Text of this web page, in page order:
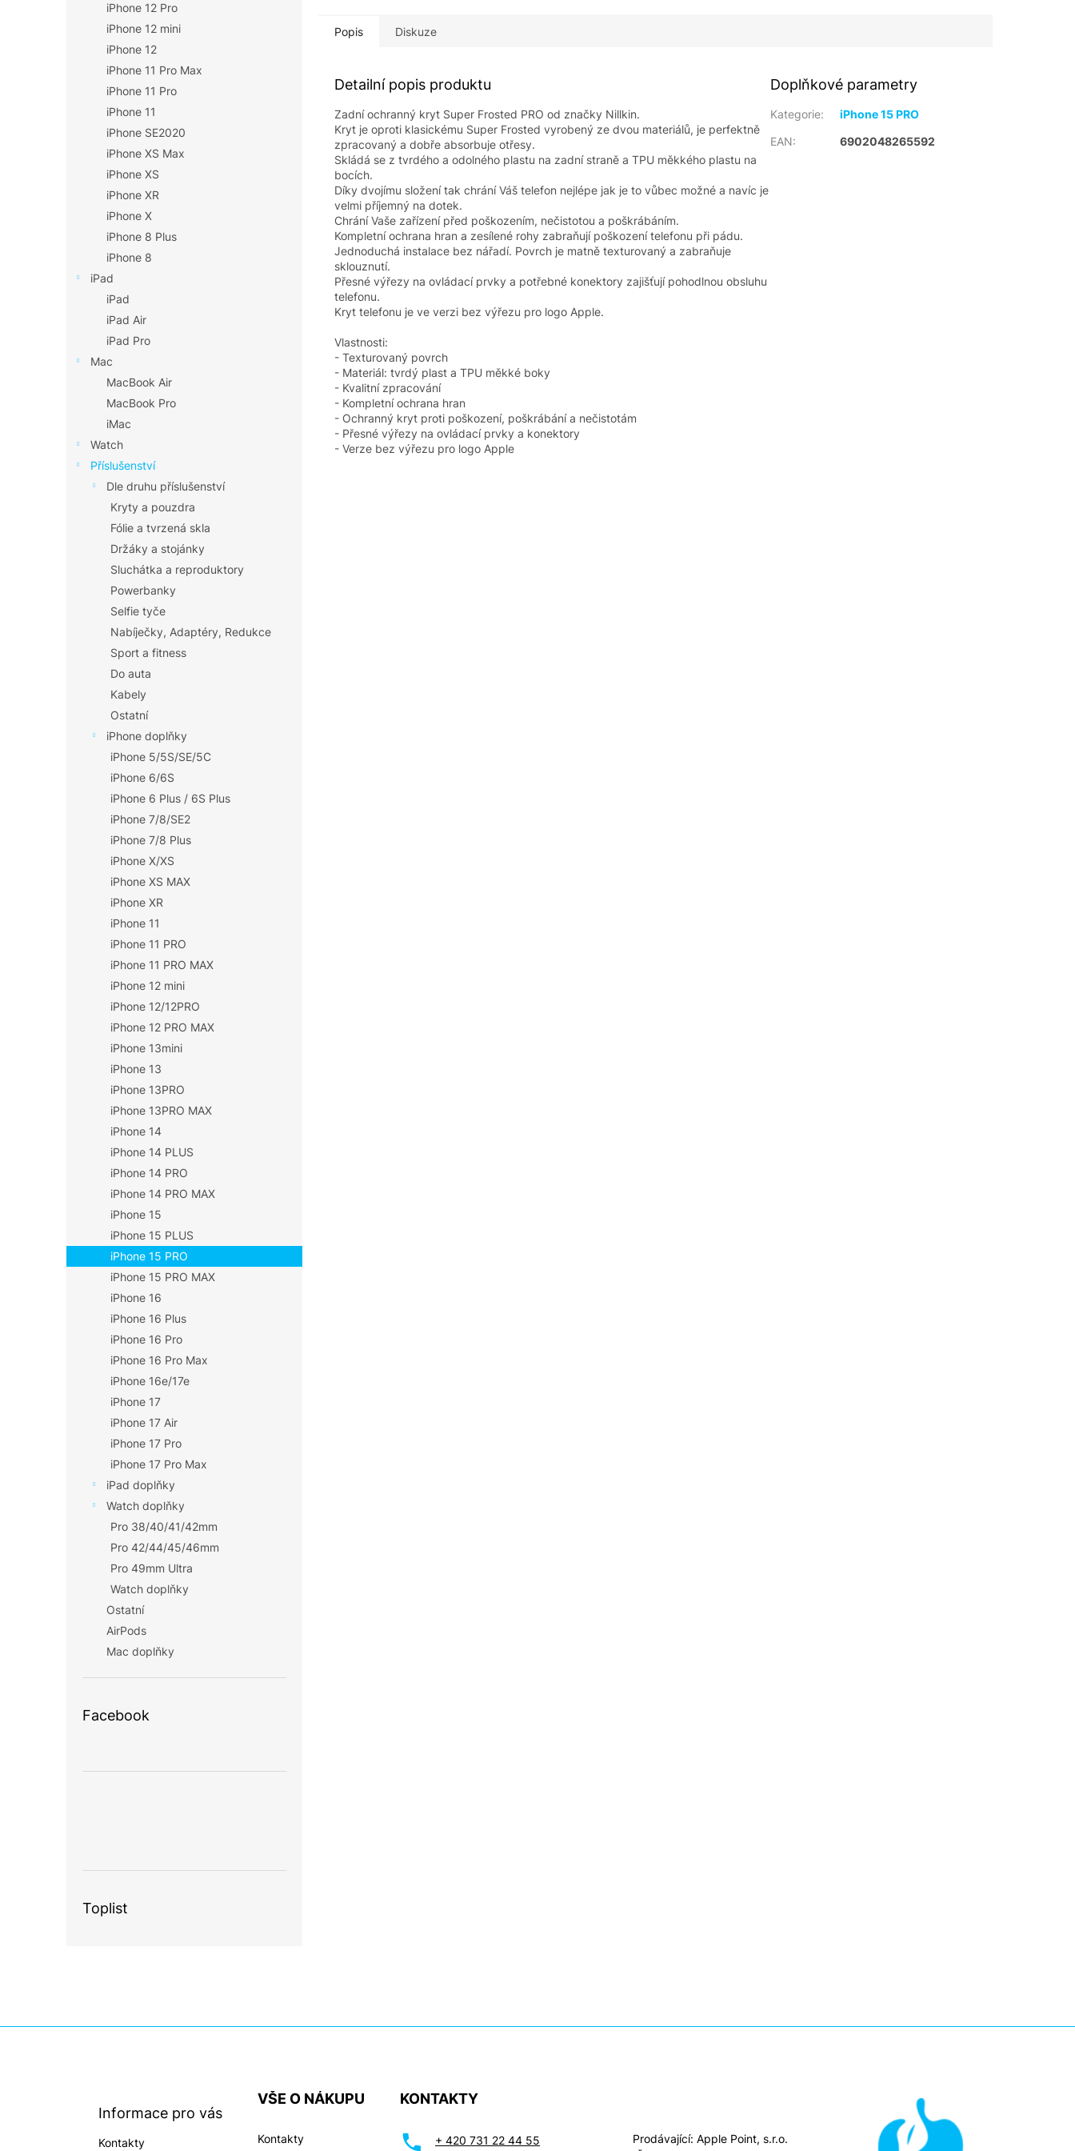
iPhone 12 Pro
iPhone 12 mini
iPhone 12
iPhone 11 Pro Max
iPhone 11 Pro
iPhone 11
iPhone SE2020
iPhone XS Max
iPhone XS
iPhone XR
iPhone X
iPhone 8 Plus
iPhone 8
iPad
iPad
iPad Air
iPad Pro
Mac
MacBook Air
MacBook Pro
iMac
Watch
Příslušenství
Dle druhu příslušenství
Kryty a pouzdra
Fólie a tvrzená skla
Držáky a stojánky
Sluchátka a reproduktory
Powerbanky
Selfie tyče
Nabíječky, Adaptéry, Redukce
Sport a fitness
Do auta
Kabely
Ostatní
iPhone doplňky
iPhone 5/5S/SE/5C
iPhone 6/6S
iPhone 6 Plus / 6S Plus
iPhone 7/8/SE2
iPhone 7/8 Plus
iPhone X/XS
iPhone XS MAX
iPhone XR
iPhone 11
iPhone 11 PRO
iPhone 11 PRO MAX
iPhone 12 mini
iPhone 12/12PRO
iPhone 12 PRO MAX
iPhone 13mini
iPhone 13
iPhone 13PRO
iPhone 13PRO MAX
iPhone 14
iPhone 14 PLUS
iPhone 14 PRO
iPhone 14 PRO MAX
iPhone 15
iPhone 15 PLUS
iPhone 15 PRO
iPhone 15 PRO MAX
iPhone 16
iPhone 16 Plus
iPhone 16 Pro
iPhone 16 Pro Max
iPhone 16e/17e
iPhone 17
iPhone 17 Air
iPhone 17 Pro
iPhone 17 Pro Max
iPad doplňky
Watch doplňky
Pro 38/40/41/42mm
Pro 42/44/45/46mm
Pro 49mm Ultra
Watch doplňky
Ostatní
AirPods
Mac doplňky
Facebook
Toplist
Popis Diskuze
Detailní popis produktu
Zadní ochranný kryt Super Frosted PRO od značky Nillkin.
Kryt je oproti klasickému Super Frosted vyrobený ze dvou materiálů, je perfektně
zpracovaný a dobře absorbuje otřesy.
Skládá se z tvrdého a odolného plastu na zadní straně a TPU měkkého plastu na
bocích.
Díky dvojímu složení tak chrání Váš telefon nejlépe jak je to vůbec možné a navíc je
velmi příjemný na dotek.
Chrání Vaše zařízení před poškozením, nečistotou a poškrábáním.
Kompletní ochrana hran a zesílené rohy zabraňují poškození telefonu při pádu.
Jednoduchá instalace bez nářadí. Povrch je matně texturovaný a zabraňuje
sklouznutí.
Přesné výřezy na ovládací prvky a potřebné konektory zajišťují pohodlnou obsluhu
telefonu.
Kryt telefonu je ve verzi bez výřezu pro logo Apple.
Vlastnosti:
- Texturovaný povrch
- Materiál: tvrdý plast a TPU měkké boky
- Kvalitní zpracování
- Kompletní ochrana hran
- Ochranný kryt proti poškození, poškrábání a nečistotám
- Přesné výřezy na ovládací prvky a konektory
- Verze bez výřezu pro logo Apple
Doplňkové parametry
Kategorie:
iPhone 15 PRO
EAN: 6902048265592
Informace pro vás
Kontakty
VŠE O NÁKUPU
Kontakty
KONTAKTY
+ 420 731 22 44 55
Prodávající: Apple Point, s.r.o.